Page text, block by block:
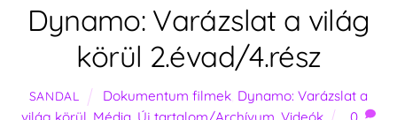
Dynamo: Varázslat a világ
körül 2.évad/4.rész
SANDAL Dokumentum filmek Dynamo: Varázslat a